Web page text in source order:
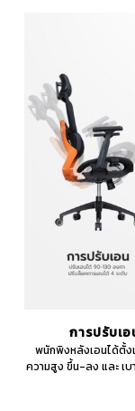
การปรับเ
พนักพิงหลังเอนได้ตั้
ความสูง ขึ้น-ลง และ เบ